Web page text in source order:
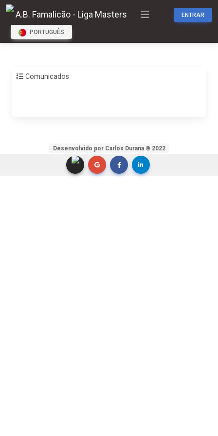
A.B. Famalicão - Liga Masters ENTRAR
PORTUGUÊS
Comunicados
Desenvolvido por Carlos Durana ® 2022